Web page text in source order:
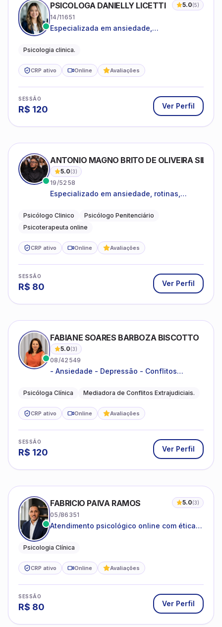
PSICOLOGA DANIELLY LICETTI 5.0(5)
14/11651
Especializada em ansiedade,
Psicologia clinica.
CRP ativo Online Avaliações
SESSÃO
R$ 120 Ver Perfil
ANTONIO MAGNO BRITO DE OLIVEIRA SILVA
5.0(3)
19/5258
Especializado em ansiedade, rotinas,
familiares e questões comportamentais.
Psicólogo Clinico
Psicólogo Penitenciário
Psicoterapeuta online
CRP ativo Online Avaliações
SESSÃO
R$ 80 Ver Perfil
FABIANE SOARES BARBOZA BISCOTTO
5.0(3)
08/42549
- Ansiedade - Depressão - Conflitos
relacionamentos - Autoestima -
Psicóloga Clínica Mediadora de Conflitos Extrajudiciais.
CRP ativo Online Avaliações
SESSÃO
R$ 120 Ver Perfil
FABRICIO PAIVA RAMOS 5.0(3)
05/86351
Atendimento psicológico online com ética,
Psicologia Clínica
CRP ativo Online Avaliações
SESSÃO
R$ 80 Ver Perfil